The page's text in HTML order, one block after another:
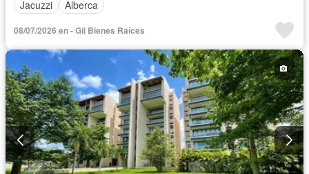
Jacuzzi
Alberca
08/07/2026 en - Gil Bienes Raíces